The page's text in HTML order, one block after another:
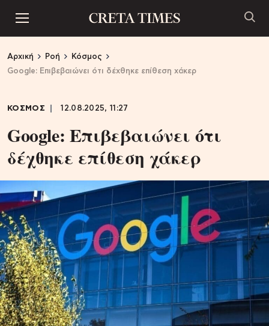
Αρχική Ροή
Κόσμος
Google: Επιβεβαιώνει ότι δέχθηκε επίθεση χάκερ
ΚΟΣΜΟΣ 12.08.2025, 11:27
Google: Επιβεβαιώνει ότι
δέχθηκε επίθεση χάκερ